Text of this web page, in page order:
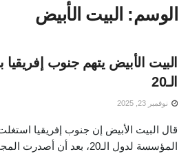
الوسم: البيت الأبيض
البيت الأبيض يتهم جنوب
الـ20
نوفمبر 23, 2025
المؤسسة لدول الـ20، بعد أن أصدرت المجموعة ...